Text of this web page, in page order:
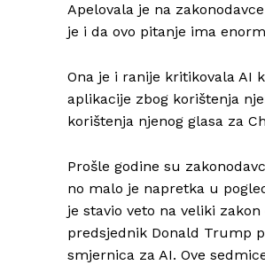
Apelovala je na
je i da ovo pitanje ima
Ona je i ranije kritikovala AI
aplikacije zbog korištenja
korištenja njenog glasa za
Prošle godine su
no malo je napretka u
je stavio veto na veliki
predsjednik Donald Trump
smjernica za AI. Ove